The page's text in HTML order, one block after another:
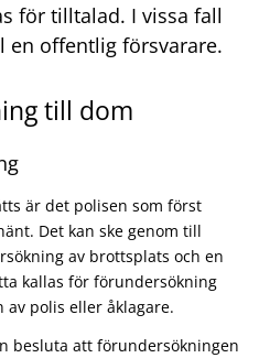
för tilltalad. I vissa fall
offentlig försvarare.
till dom
är det polisen som först
Det kan ske genom till
av brottsplats och en
kallas för förundersökning
polis eller åklagare.
besluta att förundersökningen